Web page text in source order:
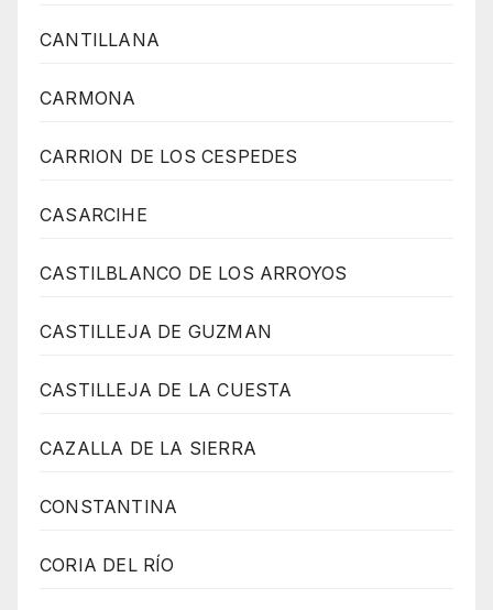
CANTILLANA
CARMONA
CARRION DE LOS CESPEDES
CASARCIHE
CASTILBLANCO DE LOS ARROYOS
CASTILLEJA DE GUZMAN
CASTILLEJA DE LA CUESTA
CAZALLA DE LA SIERRA
CONSTANTINA
CORIA DEL RÍO